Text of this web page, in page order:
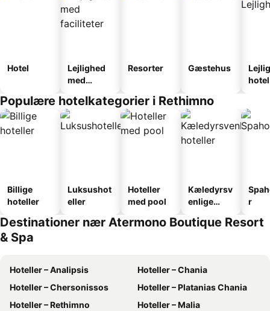
Hotel
Lejlighed
med
Resorter Gæstehus
hotel
Populære hotelkategorier i Rethimno
Billige
hoteller
Luksushot
eller
Hoteller
med pool
Kæledyrsv
enlige
r
Destinationer nær Atermono Boutique Resort
& Spa
Hoteller – Analipsis
Hoteller – Chania
Hoteller – Chersonissos
Hoteller – Platanias Chania
Hoteller – Rethimno
Hoteller – Malia